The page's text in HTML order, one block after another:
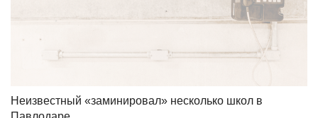
Неизвестный «заминировал» несколько школ в